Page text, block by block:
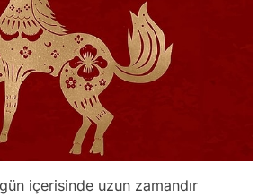
içerisinde uzun zamandır